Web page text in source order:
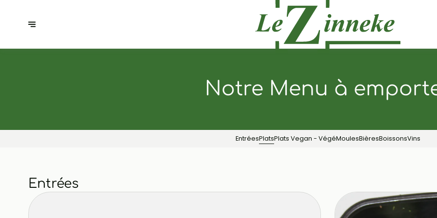
Notre Menu à
EntréesPlatsPlats Vegan - VégéMoulesBièresBoissonsVins
Entrées